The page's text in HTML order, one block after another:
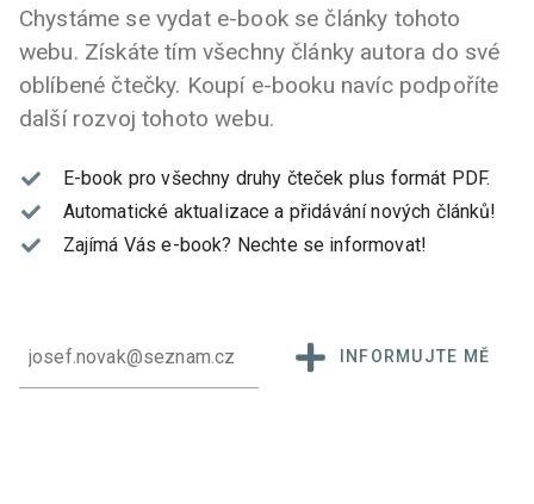
Chystáme se vydat e-book se články tohoto
webu. Získáte tím všechny články autora do své
oblíbené čtečky. Koupí e-booku navíc podpoříte
další rozvoj tohoto webu.
E-book pro všechny druhy čteček plus formát PDF.
Automatické aktualizace a přidávání nových článků!
Zajímá Vás e-book? Nechte se informovat!
INFORMUJTE MĚ